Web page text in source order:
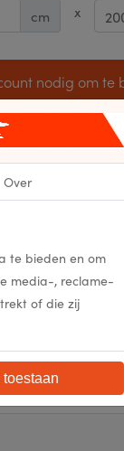
cm
x
nodig om te
Over
te bieden en om
media-, reclame-
of die zij